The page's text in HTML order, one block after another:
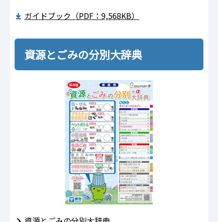
ガイドブック（PDF：9,568KB）
資源とごみの分別大辞典